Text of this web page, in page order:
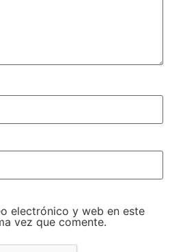
electrónico y web en este
vez que comente.